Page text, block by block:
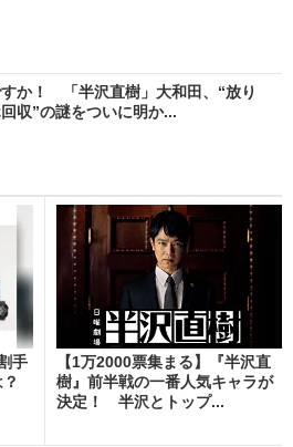
か！ 「半沢直樹」大和田、“放り
収”の謎をついに明か...
手
【1万2000票集まる】『半沢直
樹』前半戦の一番人気キャラが
決定！ 半沢とトップ...